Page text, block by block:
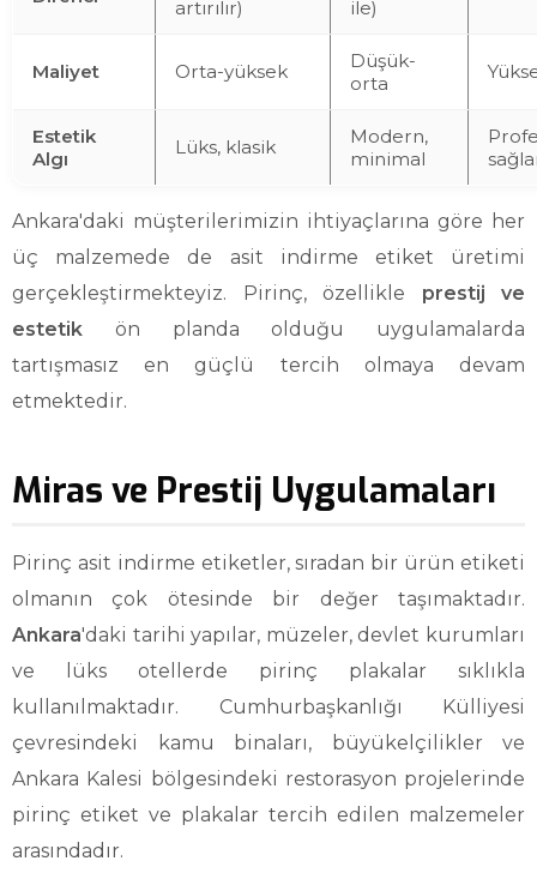
artırılır)
ile)
Maliyet Orta-yüksek
Düşük-
orta
Estetik
Algı
Lüks, klasik
Modern,
minimal
Ankara'daki müşterilerimizin ihtiyaçlarına göre her
üç malzemede de asit indirme etiket üretimi
gerçekleştirmekteyiz. Pirinç, özellikle prestij ve
estetik ön planda olduğu uygulamalarda
tartışmasız en güçlü tercih olmaya devam
etmektedir.
Miras ve Prestij Uygulamaları
Pirinç asit indirme etiketler, sıradan bir ürün etiketi
olmanın çok ötesinde bir değer taşımaktadır.
Ankara'daki tarihi yapılar, müzeler, devlet kurumları
ve lüks otellerde pirinç plakalar sıklıkla
kullanılmaktadır. Cumhurbaşkanlığı Külliyesi
çevresindeki kamu binaları, büyükelçilikler ve
Ankara Kalesi bölgesindeki restorasyon projelerinde
pirinç etiket ve plakalar tercih edilen malzemeler
arasındadır.